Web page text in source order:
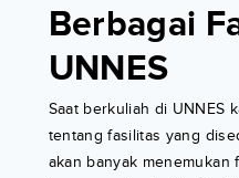
Berbagai
UNNES
Saat berkuliah di UNNES
tentang fasilitas yang
akan banyak menemukan